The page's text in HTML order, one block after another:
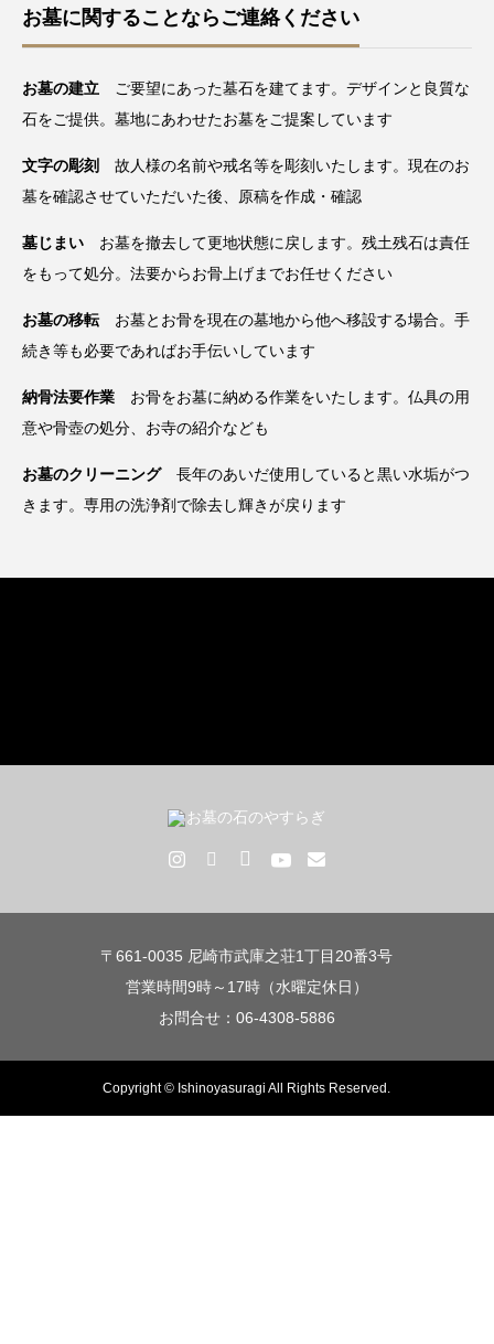
お墓に関することならご連絡ください
お墓の建立 ご要望にあった墓石を建てます。デザインと良質な
石をご提供。墓地にあわせたお墓をご提案しています
文字の彫刻
故人様の名前や戒名等を彫刻いたします。現在のお
墓を確認させていただいた後、原稿を作成・確認
墓じまい お墓を撤去して更地状態に戻します。残土残石は責任
をもって処分。法要からお骨上げまでお任せください
お墓の移転お墓とお骨を現在の墓地から他へ移設する場合。手
続き等も必要であればお手伝いしています
納骨法要作業 お骨をお墓に納める作業をいたします。仏具の用
意や骨壺の処分、お寺の紹介なども
お墓のクリーニング長年のあいだ使用していると黒い水垢がつ
きます。専用の洗浄剤で除去し輝きが戻ります
〒661-0035 尼崎市武庫之荘1丁目20番3号
営業時間9時～17時（水曜定休日）
お問合せ：06-4308-5886
Copyright © Ishinoyasuragi All Rights Reserved.